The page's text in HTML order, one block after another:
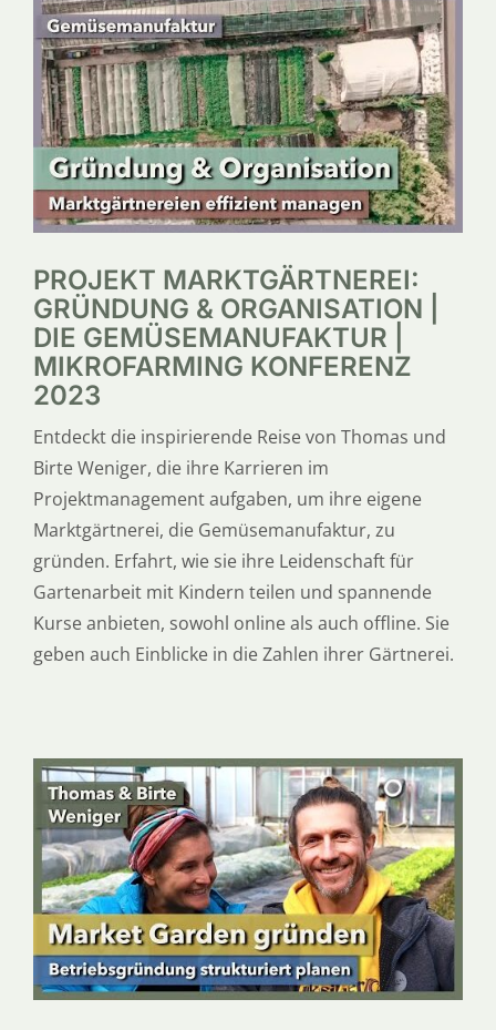
SERVICE
ÜBER UNS
PROJEKT MARKTGÄRTNEREI:
GRÜNDUNG & ORGANISATION |
DIE GEMÜSEMANUFAKTUR |
MIKROFARMING KONFERENZ
2023
Entdeckt die inspirierende Reise von Thomas und
Birte Weniger, die ihre Karrieren im
Projektmanagement aufgaben, um ihre eigene
Marktgärtnerei, die Gemüsemanufaktur, zu
gründen. Erfahrt, wie sie ihre Leidenschaft für
Gartenarbeit mit Kindern teilen und spannende
Kurse anbieten, sowohl online als auch offline. Sie
geben auch Einblicke in die Zahlen ihrer Gärtnerei.